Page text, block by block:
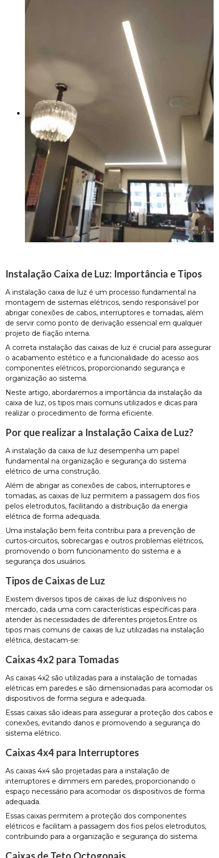
Instalação Caixa de Luz: Importância e Tipos
A instalação caixa de luz é um processo fundamental na
montagem de sistemas elétricos, sendo responsável por
abrigar conexões de cabos, interruptores e tomadas, além
de servir como ponto de derivação essencial em qualquer
projeto de fiação interna.
A correta instalação das caixas de luz é crucial para assegurar
o acabamento estético e a funcionalidade do acesso aos
componentes elétricos, proporcionando segurança e
organização ao sistema.
Neste artigo, abordaremos a importância da instalação da
caixa de luz, os tipos mais comuns utilizados e dicas para
realizar o procedimento de forma eficiente.
Por que realizar a Instalação Caixa de Luz?
A instalação da caixa de luz desempenha um papel
fundamental na organização e segurança do sistema
elétrico de uma construção.
Além de abrigar as conexões de cabos, interruptores e
tomadas, as caixas de luz permitem a passagem dos fios
pelos eletrodutos, facilitando a distribuição da energia
elétrica de forma adequada.
Uma instalação bem feita contribui para a prevenção de
curtos-circuitos, sobrecargas e outros problemas elétricos,
promovendo o bom funcionamento do sistema e a
segurança dos usuários.
Tipos de Caixas de Luz
Existem diversos tipos de caixas de luz disponíveis no
mercado, cada uma com características específicas para
atender às necessidades de diferentes projetos.Entre os
tipos mais comuns de caixas de luz utilizadas na instalação
elétrica, destacam-se:
Caixas 4x2 para Tomadas
As caixas 4x2 são utilizadas para a instalação de tomadas
elétricas em paredes e são dimensionadas para acomodar os
dispositivos de forma segura e adequada.
Essas caixas são ideais para assegurar a proteção dos cabos e
conexões, evitando danos e promovendo a segurança do
sistema elétrico.
Caixas 4x4 para Interruptores
As caixas 4x4 são projetadas para a instalação de
interruptores e dimmers em paredes, proporcionando o
espaço necessário para acomodar os dispositivos de forma
adequada.
Essas caixas permitem a proteção dos componentes
elétricos e facilitam a passagem dos fios pelos eletrodutos,
contribuindo para a organização e segurança do sistema.
Caixas de Teto Octogonais